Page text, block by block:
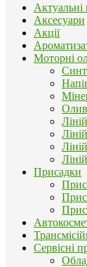
Актуальні
Аксесуари
Акції
Моторні
Присадки
Сервісні